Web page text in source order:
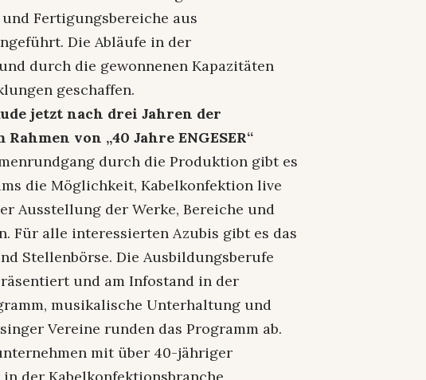
Fertigungsbereiche aus
Die Abläufe in der
durch die gewonnenen Kapazitäten
geschaffen.
jetzt nach drei Jahren der
von „40 Jahre ENGESER“
durch die Produktion gibt es
die Möglichkeit, Kabelkonfektion live
Ausstellung der Werke, Bereiche und
Für alle interessierten Azubis gibt es das
Stellenbörse. Die Ausbildungsberufe
und am Infostand in der
musikalische Unterhaltung und
Vereine runden das Programm ab.
mit über 40-jähriger